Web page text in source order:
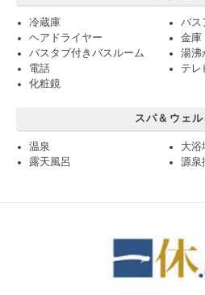
冷蔵庫
バス
ヘアドライヤー
金庫
バスタブ付きバスルーム
湯沸
電話
テレ
化粧鏡
スパ＆ウェル
温泉
大浴
露天風呂
源泉